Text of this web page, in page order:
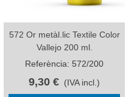
572 Or metàl.lic Textile Color
Vallejo 200 ml.
Referència: 572/200
9,30 € (IVA incl.)